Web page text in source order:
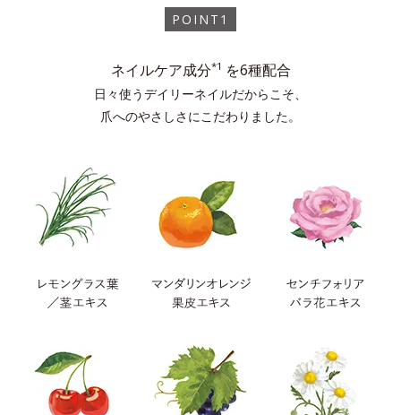
POINT1
ネイルケア成分*1 を6種配合
日々使うデイリーネイルだからこそ、
爪へのやさしさにこだわりました。